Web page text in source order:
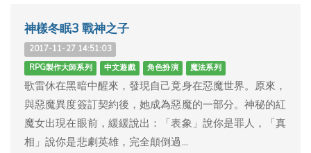
神樣冬眠3 戰神之子
2017-11-27 14:51:03
RPG製作大師系列
中文遊戲 角色扮演 魔法系列
歌雷休在黑暗中醒來，發現自己竟身在惡魔世界。原來，
與惡魔異度簽訂契約後，她成為惡魔的一部分。神秘的紅
魔女出現在眼前，緩緩說出：「表象」說你是罪人，「真
相」說你是悲劇英雄，完全顛倒過...